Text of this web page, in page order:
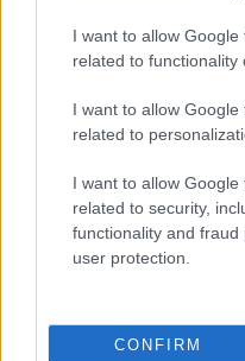
I want to allow
related to functionality
I want to allow
related to
I want to allow
related to security,
functionality and
user protection.
CONFIRM
POPULAR